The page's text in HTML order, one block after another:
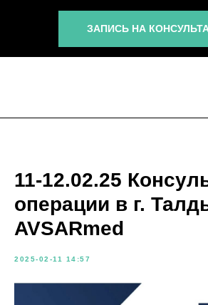
ЗАПИСЬ НА
11-12.02.25
операции в г.
AVSARmed
2025-02-11 14:57